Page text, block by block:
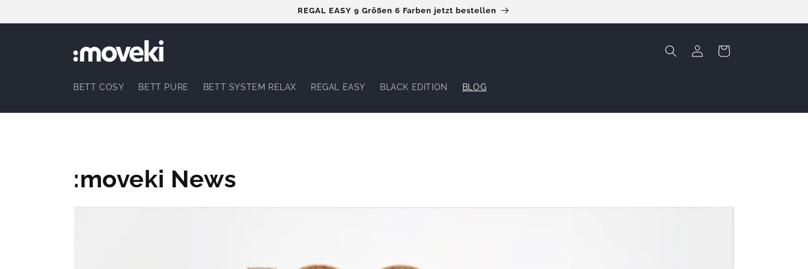
Inhalt
REGAL EASY 9 Größen 6 Farben jetzt bestellen
BETT COSY BETT PURE BETT SYSTEM RELAX REGAL EASY BLACK EDITION BLOG
EinloggenWarenkorb
:moveki News